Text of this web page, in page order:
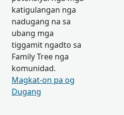
katigulangan nga
nadugang na sa
ubang mga
tiggamit ngadto sa
Family Tree nga
komunidad.
Magkat-on pa og
Dugang